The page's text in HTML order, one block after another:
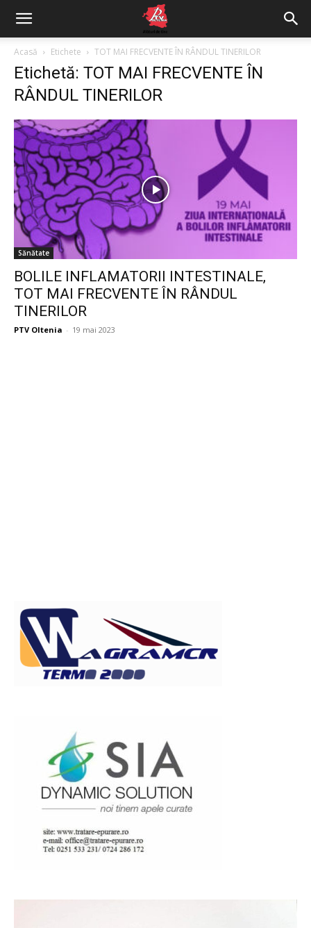
Acasă Etichete TOT MAI FRECVENTE ÎN RÂNDUL TINERILOR
Etichetă: TOT MAI FRECVENTE ÎN
RÂNDUL TINERILOR
Sănătate
BOLILE INFLAMATORII INTESTINALE,
TOT MAI FRECVENTE ÎN RÂNDUL
TINERILOR
PTV Oltenia - 19 mai 2023